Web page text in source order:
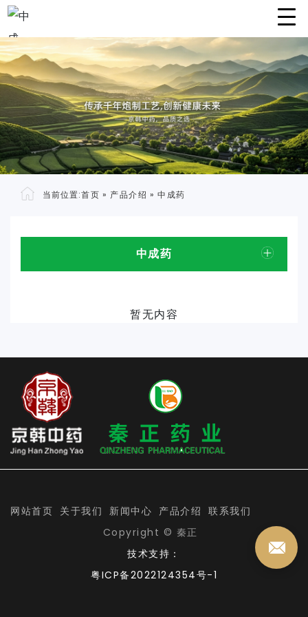
当前位置:首页 » 产品介绍 » 中成药
中成药
暂无内容
网站首页 关于我们 新闻中心 产品介绍 联系我们
Copyright © 秦正
技术支持：
粤ICP备2022124354号-1